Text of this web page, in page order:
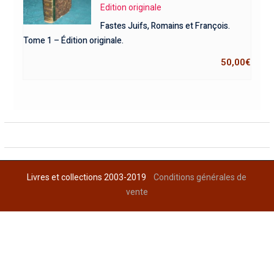
Edition originale
Fastes Juifs, Romains et François.
Tome 1 – Édition originale.
50,00€
Livres et collections 2003-2019Conditions générales de
vente